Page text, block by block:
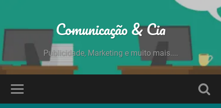
Comunicação & Cia
Publicidade, Marketing e muito mais....